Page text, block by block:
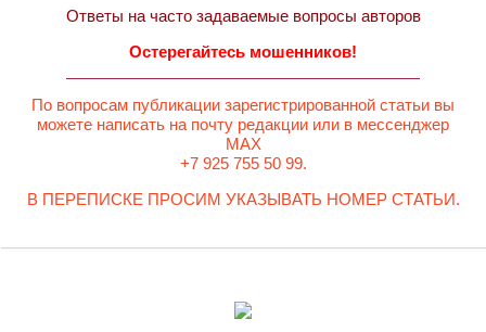
Ответы на часто задаваемые вопросы авторов
Остерегайтесь мошенников!
По вопросам публикации зарегистрированной статьи вы
можете написать на почту редакции или в мессенджер
MAX
+7 925 755 50 99.
В ПЕРЕПИСКЕ ПРОСИМ УКАЗЫВАТЬ НОМЕР СТАТЬИ.